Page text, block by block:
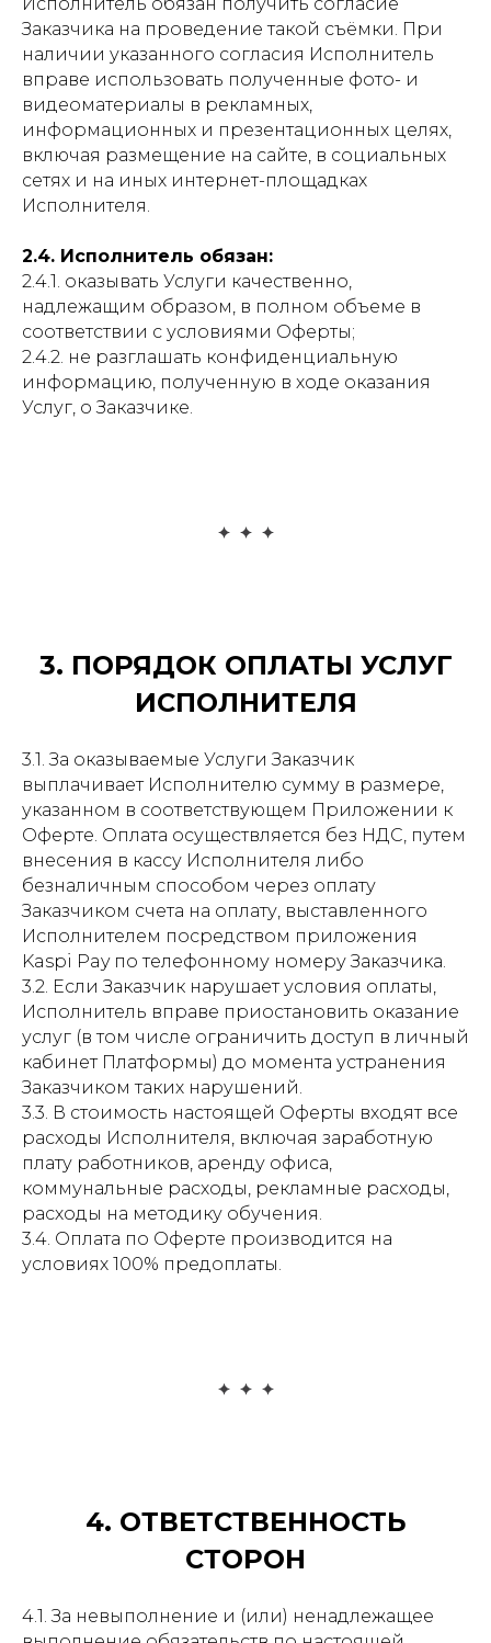
Заказчика на проведение такой съёмки. При
наличии указанного согласия Исполнитель
вправе использовать полученные фото- и
видеоматериалы в рекламных,
информационных и презентационных целях,
включая размещение на сайте, в социальных
сетях и на иных интернет-площадках
Исполнителя.
2.4. Исполнитель обязан:
2.4.1. оказывать Услуги качественно,
надлежащим образом, в полном объеме в
соответствии с условиями Оферты;
2.4.2. не разглашать конфиденциальную
информацию, полученную в ходе оказания
Услуг, о Заказчике.
3. ПОРЯДОК ОПЛАТЫ УСЛУГ
ИСПОЛНИТЕЛЯ
3.1. За оказываемые Услуги Заказчик
выплачивает Исполнителю сумму в размере,
указанном в соответствующем Приложении к
Оферте. Оплата осуществляется без НДС, путем
внесения в кассу Исполнителя либо
безналичным способом через оплату
Заказчиком счета на оплату, выставленного
Исполнителем посредством приложения
Kaspi Pay по телефонному номеру Заказчика.
3.2. Если Заказчик нарушает условия оплаты,
Исполнитель вправе приостановить оказание
услуг (в том числе ограничить доступ в личный
кабинет Платформы) до момента устранения
Заказчиком таких нарушений.
3.3. В стоимость настоящей Оферты входят все
расходы Исполнителя, включая заработную
плату работников, аренду офиса,
коммунальные расходы, рекламные расходы,
расходы на методику обучения.
3.4. Оплата по Оферте производится на
условиях 100% предоплаты.
4. ОТВЕТСТВЕННОСТЬ
СТОРОН
4.1. За невыполнение и (или) ненадлежащее